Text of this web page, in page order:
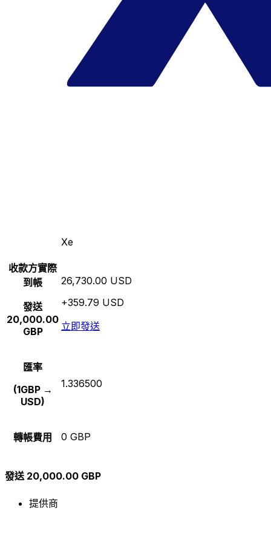
Xe
收款方實際
到帳
發送
20,000.00
GBP
26,730.00 USD
+359.79 USD
立即發送
匯率
(1GBP →
USD)
1.336500
轉帳費用 0 GBP
發送 20,000.00 GBP
提供商